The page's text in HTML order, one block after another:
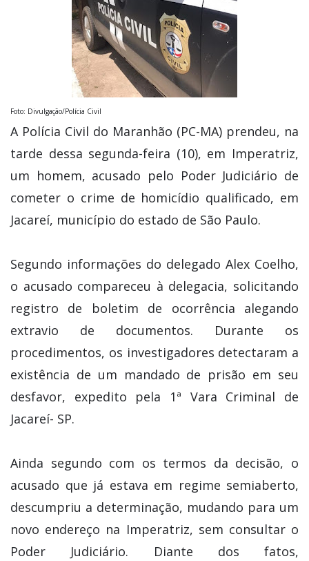
Foto: Divulgação/Polícia Civil
A Polícia Civil do Maranhão (PC-MA) prendeu, na
tarde dessa segunda-feira (10), em Imperatriz,
um homem, acusado pelo Poder Judiciário de
cometer o crime de homicídio qualificado, em
Jacareí, município do estado de São Paulo.
Segundo informações do delegado Alex Coelho,
o acusado compareceu à delegacia, solicitando
registro de boletim de ocorrência alegando
extravio de documentos. Durante os
procedimentos, os investigadores detectaram a
existência de um mandado de prisão em seu
desfavor, expedito pela 1ª Vara Criminal de
Jacareí- SP.
Ainda segundo com os termos da decisão, o
acusado que já estava em regime semiaberto,
descumpriu a determinação, mudando para um
novo endereço na Imperatriz, sem consultar o
Poder Judiciário. Diante dos fatos,